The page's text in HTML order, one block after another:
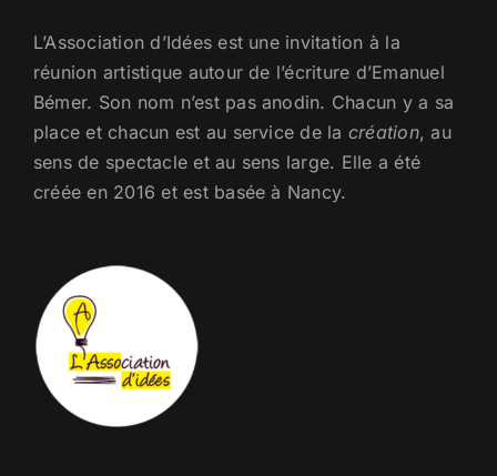
L’Association d’Idées est une invitation à la
réunion artistique autour de l’écriture d’Emanuel
Bémer. Son nom n’est pas anodin. Chacun y a sa
place et chacun est au service de la création, au
sens de spectacle et au sens large. Elle a été
créée en 2016 et est basée à Nancy.